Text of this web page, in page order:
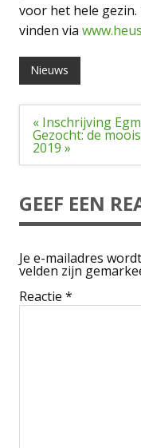
voor het hele
vinden via
Nieuws
Bericht
navigatie
« Inschrijving
Gezocht: de
2019 »
GEEF EEN
Je e-mailadres
velden zijn
Reactie *